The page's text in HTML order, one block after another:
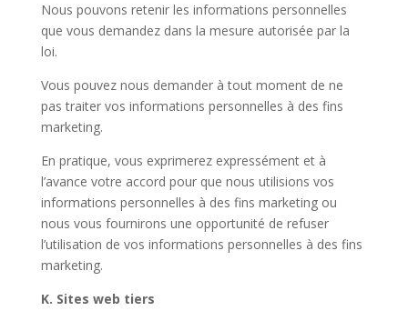
Nous pouvons retenir les informations personnelles
que vous demandez dans la mesure autorisée par la
loi.
Vous pouvez nous demander à tout moment de ne
pas traiter vos informations personnelles à des fins
marketing.
En pratique, vous exprimerez expressément et à
l’avance votre accord pour que nous utilisions vos
informations personnelles à des fins marketing ou
nous vous fournirons une opportunité de refuser
l’utilisation de vos informations personnelles à des fins
marketing.
K. Sites web tiers